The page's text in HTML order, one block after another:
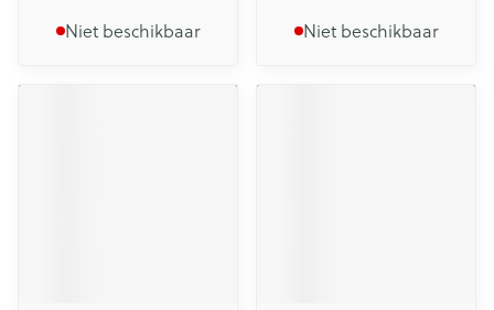
Niet beschikbaar Niet beschikbaar